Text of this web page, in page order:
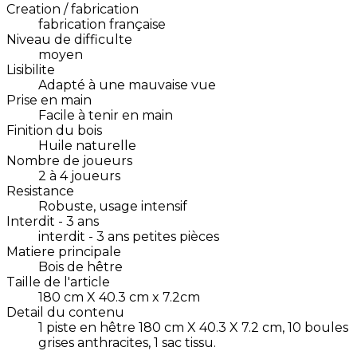
Creation / fabrication
fabrication française
Niveau de difficulte
moyen
Lisibilite
Adapté à une mauvaise vue
Prise en main
Facile à tenir en main
Finition du bois
Huile naturelle
Nombre de joueurs
2 à 4 joueurs
Resistance
Robuste, usage intensif
Interdit - 3 ans
interdit - 3 ans petites pièces
Matiere principale
Bois de hêtre
Taille de l'article
180 cm X 40.3 cm x 7.2cm
Detail du contenu
1 piste en hêtre 180 cm X 40.3 X 7.2 cm, 10 boules
grises anthracites, 1 sac tissu.